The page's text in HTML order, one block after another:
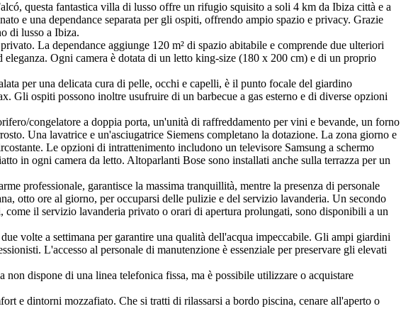
questa fantastica villa di lusso offre un rifugio squisito a soli 4 km da Ibiza città e a
e una dependance separata per gli ospiti, offrendo ampio spazio e privacy. Grazie
di lusso a Ibiza.
La dependance aggiunge 120 m² di spazio abitabile e comprende due ulteriori
Ogni camera è dotata di un letto king-size (180 x 200 cm) e di un proprio
per una delicata cura di pelle, occhi e capelli, è il punto focale del giardino
Gli ospiti possono inoltre usufruire di un barbecue a gas esterno e di diverse opzioni
congelatore a doppia porta, un'unità di raffreddamento per vini e bevande, un forno
Una lavatrice e un'asciugatrice Siemens completano la dotazione. La zona giorno e
Le opzioni di intrattenimento includono un televisore Samsung a schermo
in ogni camera da letto. Altoparlanti Bose sono installati anche sulla terrazza per un
professionale, garantisce la massima tranquillità, mentre la presenza di personale
otto ore al giorno, per occuparsi delle pulizie e del servizio lavanderia. Un secondo
il servizio lavanderia privato o orari di apertura prolungati, sono disponibili a un
volte a settimana per garantire una qualità dell'acqua impeccabile. Gli ampi giardini
L'accesso al personale di manutenzione è essenziale per preservare gli elevati
dispone di una linea telefonica fissa, ma è possibile utilizzare o acquistare
e dintorni mozzafiato. Che si tratti di rilassarsi a bordo piscina, cenare all'aperto o